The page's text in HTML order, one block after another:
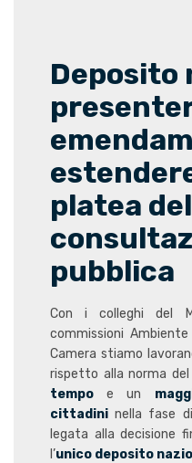
Deposito
platea
pubblica
Con i colleghi del
commissioni
Camera stiamo
rispetto alla norma del
tempo e un
cittadininella fase di
legata alla decisione
l’unico deposito